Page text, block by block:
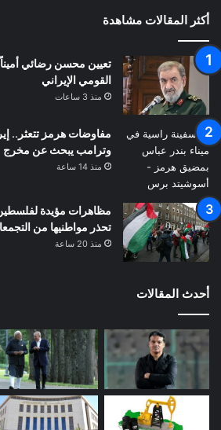
أكثر المقالات مشاهدة
تعيين محسن رضائي
القومي الإيراني
منذ 3 ساعات
مفاوضات هرمز تتعثر..
وترامب يبحث عن مخرج
منذ 14 ساعة
مظاهرات مؤيدة
تحذر مواطنيها من
منذ 20 ساعة
أحدث المقالات